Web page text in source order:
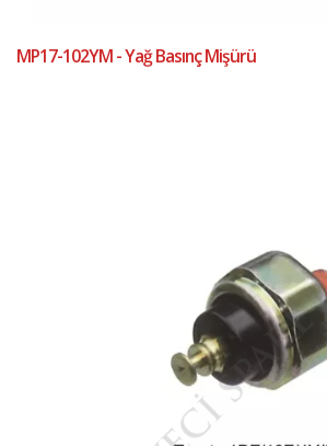
MP17-102YM - Yağ Basınç Mişürü